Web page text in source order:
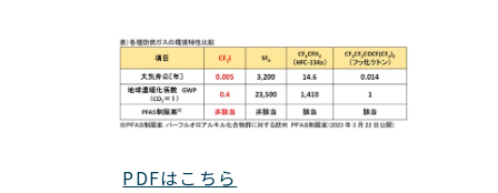
PDFはこちら